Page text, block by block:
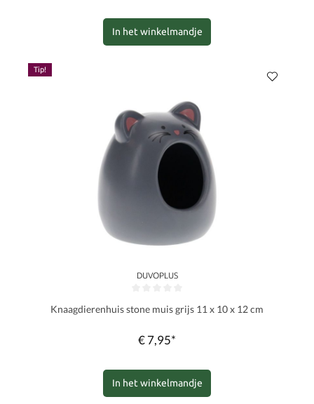
In het winkelmandje
Tip!
DUVOPLUS
Knaagdierenhuis stone muis grijs 11 x 10 x 12 cm
€ 7,95*
In het winkelmandje